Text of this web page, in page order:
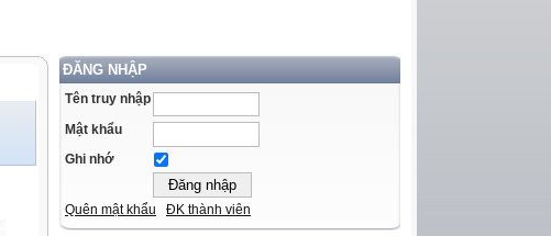
ĐĂNG NHẬP
Tên truy nhập
Mật khẩu
Ghi nhớ
Quên mật khẩu ĐK thành viên